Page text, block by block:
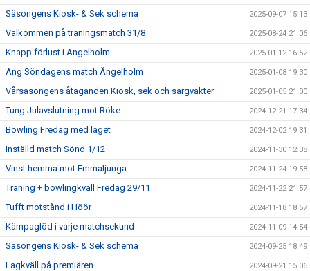
Säsongens Kiosk- & Sek schema 2025-09-07 15:13
Välkommen på träningsmatch 31/8 2025-08-24 21:06
Knapp förlust i Ängelholm 2025-01-12 16:52
Ang Söndagens match Ängelholm 2025-01-08 19:30
Vårsäsongens åtaganden Kiosk, sek och sargvakter 2025-01-05 21:00
Tung Julavslutning mot Röke 2024-12-21 17:34
Bowling Fredag med laget 2024-12-02 19:31
Inställd match Sönd 1/12 2024-11-30 12:38
Vinst hemma mot Emmaljunga 2024-11-24 19:58
Träning + bowlingkväll Fredag 29/11 2024-11-22 21:57
Tufft motstånd i Höör 2024-11-18 18:57
Kämpaglöd i varje matchsekund 2024-11-09 14:54
Säsongens Kiosk- & Sek schema 2024-09-25 18:49
Lagkväll på premiären 2024-09-21 15:06